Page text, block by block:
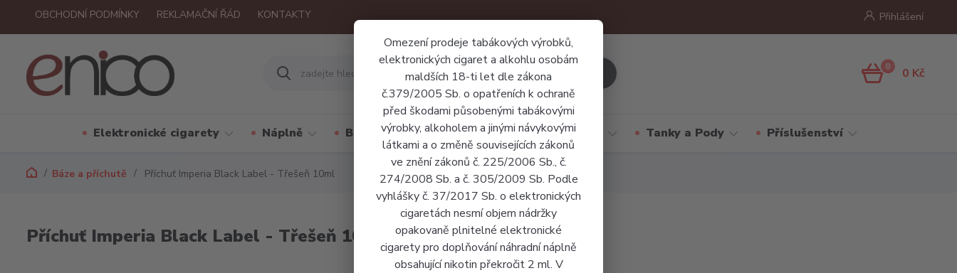
Omezení prodeje tabákových výrobků,
elektronických cigaret a alkohlu osobám
maldších 18-ti let dle zákona
č.379/2005 Sb. o opatřeních k ochraně
před škodami působenými tabákovými
výrobky, alkoholem a jinými návykovými
látkami a o změně souvisejících zákonů
ve znění zákonů č. 225/2006 Sb., č.
274/2008 Sb. a č. 305/2009 Sb. Podle
vyhlášky č. 37/2017 Sb. o elektronických
cigaretách nesmí objem nádržky
opakovaně plnitelné elektronické
cigarety pro doplňování náhradní náplně
obsahující nikotin překročit 2 ml. V
OBCHODNÍ PODMÍNKY REKLAMAČNÍ ŘÁD KONTAKTY Přihlášení
0 0 Kč
Elektronické cigarety Náplně Báze a příchutě Jednorázové cigarety Tanky a Pody Příslušenství
Báze a příchutě Příchuť Imperia Black Label - Třešeň 10ml
Příchuť Imperia Black Label - Třešeň 10ml